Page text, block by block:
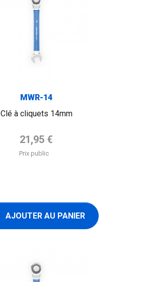
MWR-14
Clé à cliquets 14mm
Prix de base
21,95 €
Prix public
AJOUTER AU PANIER